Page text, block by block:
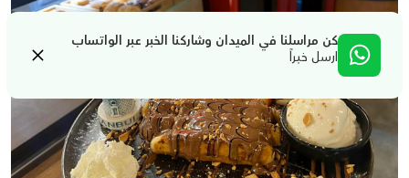
كن مراسلنا في الميدان وشاركنا الخبر عبر الواتساب
ارسل خبراً